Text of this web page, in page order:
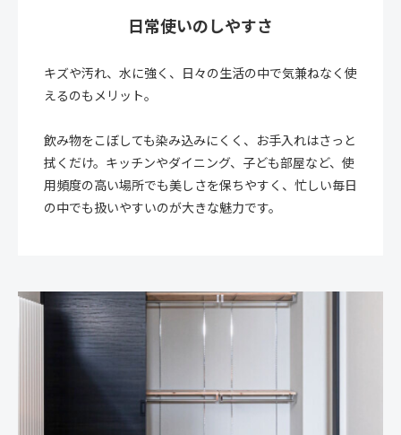
日常使いのしやすさ
キズや汚れ、水に強く、日々の生活の中で気兼ねなく使
えるのもメリット。
飲み物をこぼしても染み込みにくく、お手入れはさっと
拭くだけ。キッチンやダイニング、子ども部屋など、使
用頻度の高い場所でも美しさを保ちやすく、忙しい毎日
の中でも扱いやすいのが大きな魅力です。